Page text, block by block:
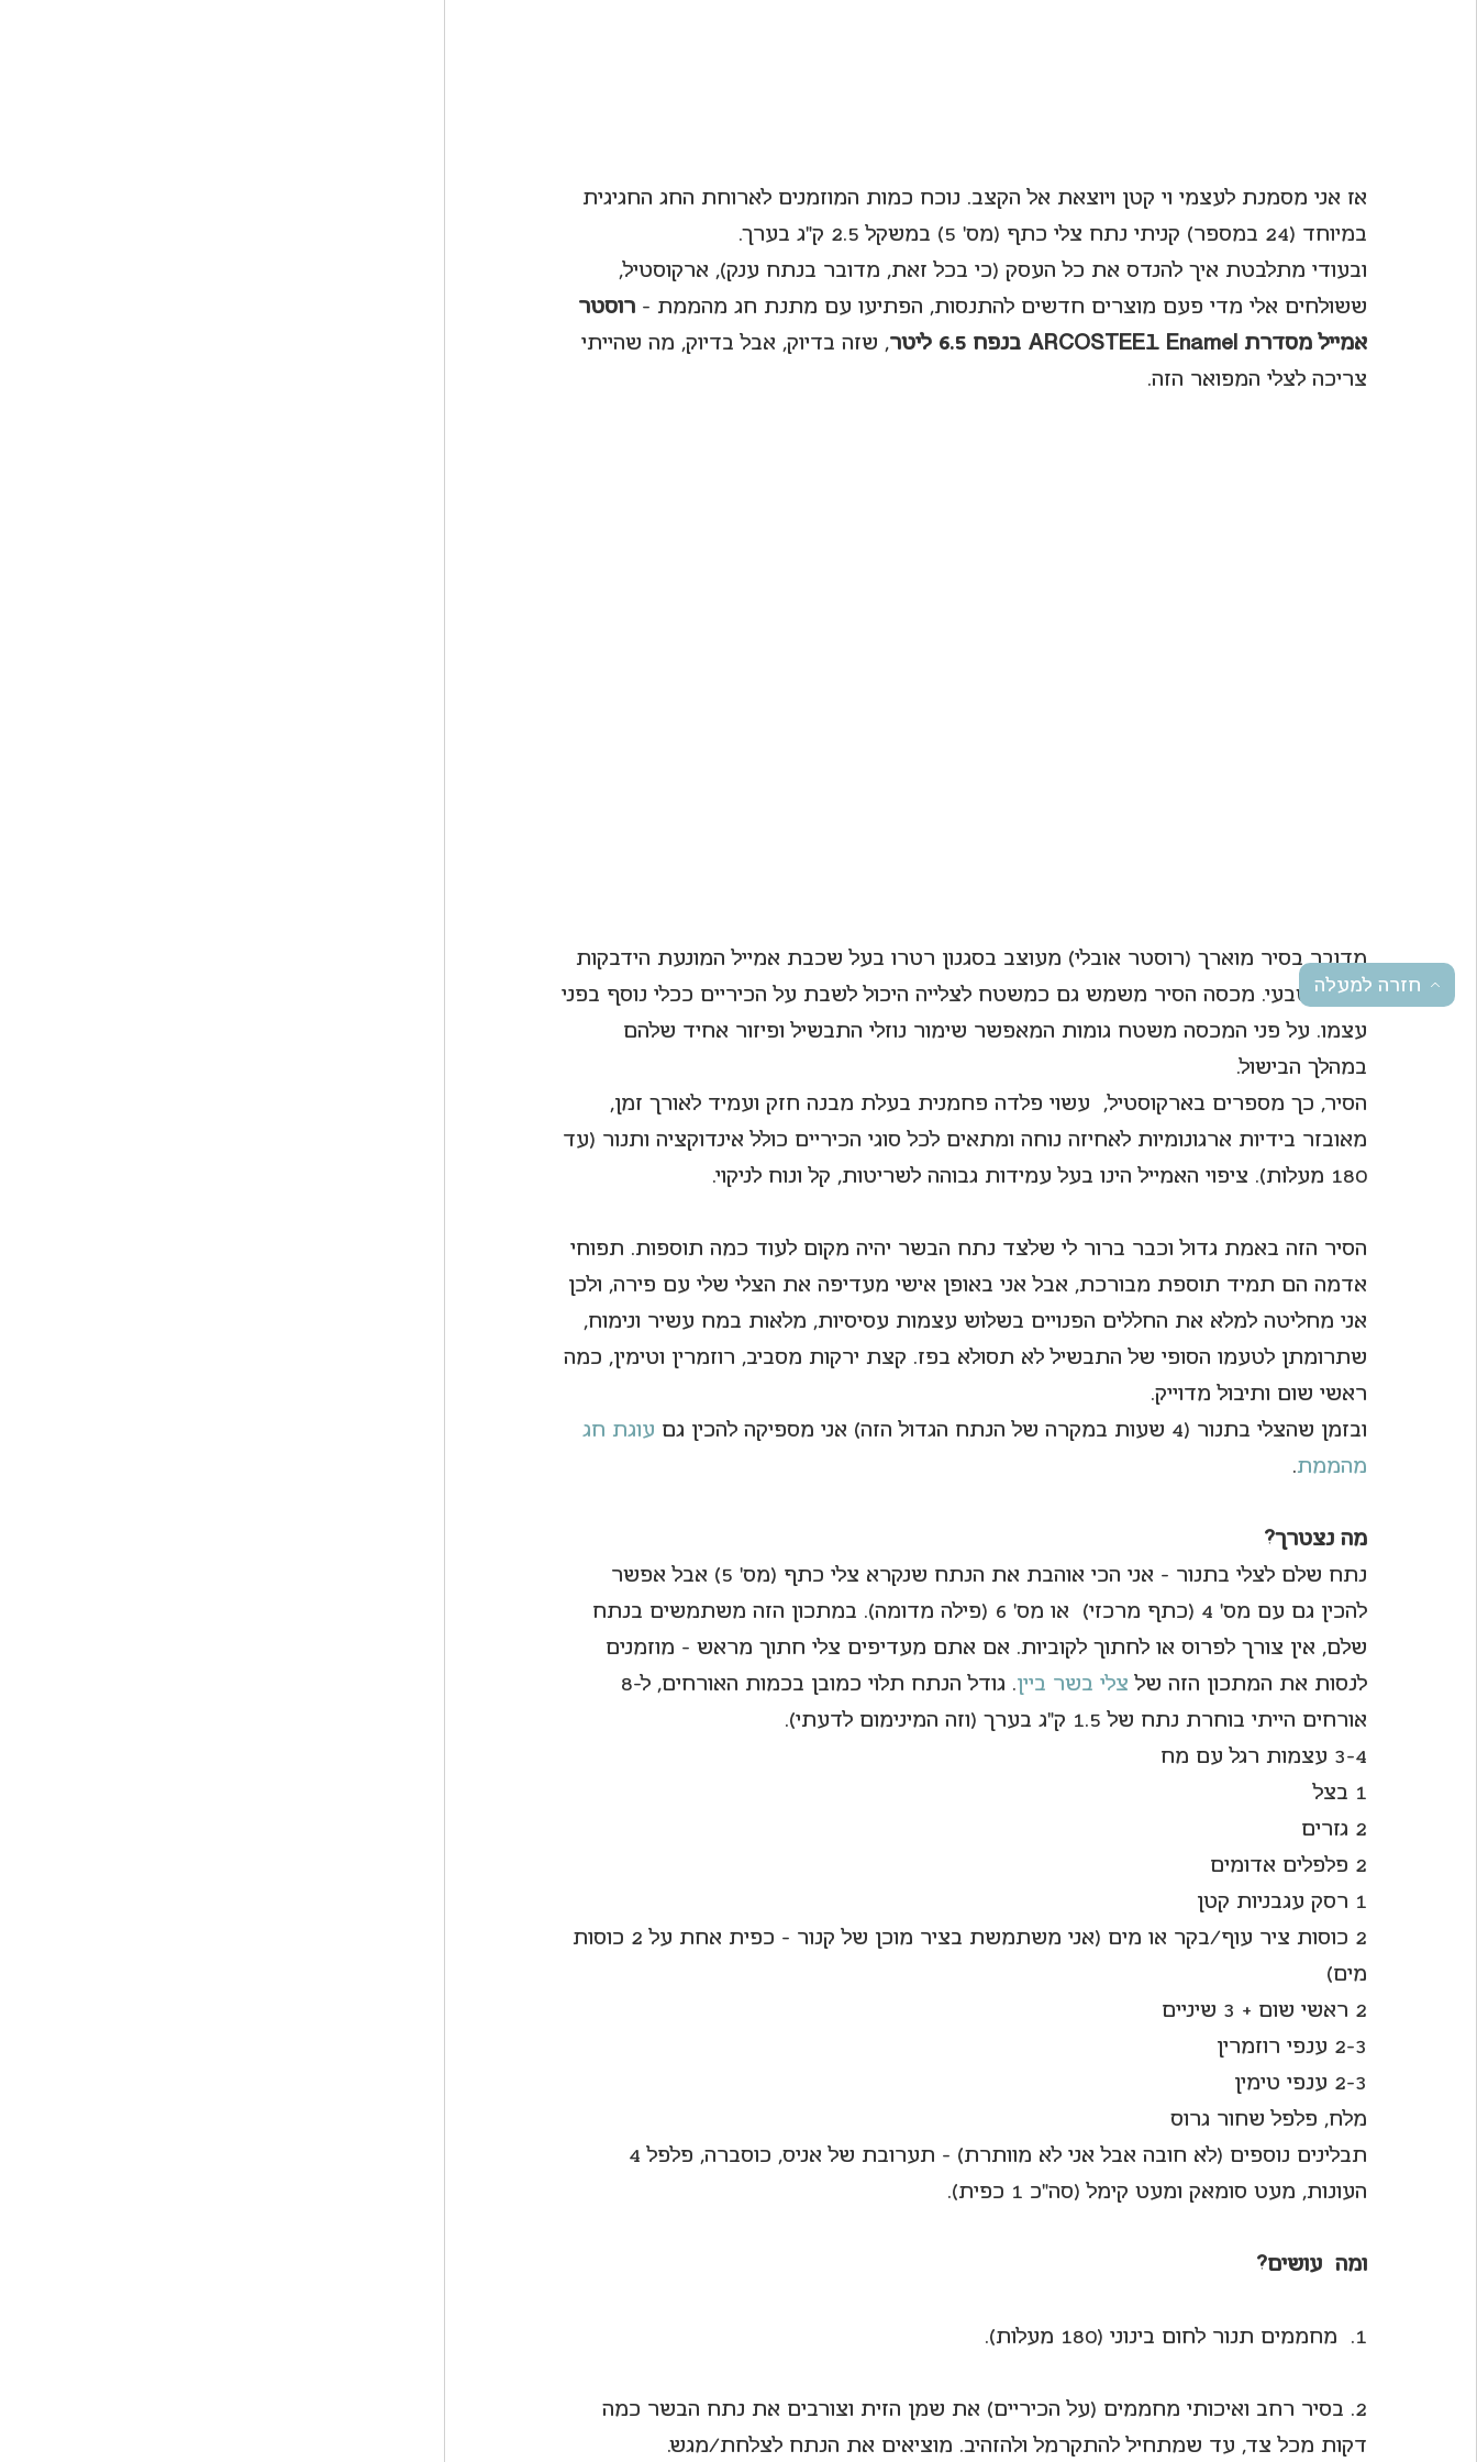
חזרה למעלה
אז אני מסמנת לעצמי וי קטן ויוצאת אל הקצב. נוכח כמות המוזמנים לארוחת החג החגיגית
במיוחד (24 במספר) קניתי נתח צלי כתף (מס' 5) במשקל 2.5 ק"ג בערך.
ובעודי מתלבטת איך להנדס את כל העסק (כי בכל זאת, מדובר בנתח ענק), ארקוסטיל,
ששולחים אלי מדי פעם מוצרים חדשים להתנסות, הפתיעו עם מתנת חג מהממת - רוסטר
אמייל מסדרת ARCOSTEEL Enamel בנפח 6.5 ליטר
, שזה בדיוק, אבל בדיוק, מה שהייתי
צריכה לצלי המפואר הזה.
מדובר בסיר מוארך (רוסטר אובלי) מעוצב בסגנון רטרו בעל שכבת אמייל המונעת הידבקות
באופן טבעי. מכסה הסיר משמש גם כמשטח לצלייה היכול לשבת על הכיריים ככלי נוסף בפני
עצמו. על פני המכסה משטח גומות המאפשר שימור נוזלי התבשיל ופיזור אחיד שלהם
במהלך הבישול.
הסיר, כך מספרים בארקוסטיל,  עשוי פלדה פחמנית בעלת מבנה חזק ועמיד לאורך זמן,
מאובזר בידיות ארגונומיות לאחיזה נוחה ומתאים לכל סוגי הכיריים כולל אינדוקציה ותנור (עד
180 מעלות). ציפוי האמייל הינו בעל עמידות גבוהה לשריטות, קל ונוח לניקוי.
הסיר הזה באמת גדול וכבר ברור לי שלצד נתח הבשר יהיה מקום לעוד כמה תוספות. תפוחי
אדמה הם תמיד תוספת מבורכת, אבל אני באופן אישי מעדיפה את הצלי שלי עם פירה, ולכן
אני מחליטה למלא את החללים הפנויים בשלוש עצמות עסיסיות, מלאות במח עשיר ונימוח,
שתרומתן לטעמו הסופי של התבשיל לא תסולא בפז. קצת ירקות מסביב, רוזמרין וטימין, כמה
ראשי שום ותיבול מדוייק.
ובזמן שהצלי בתנור (4 שעות במקרה של הנתח הגדול הזה) אני מספיקה להכין גם
עוגת חג
מהממת.
מה נצטרך?
נתח שלם לצלי בתנור - אני הכי אוהבת את הנתח שנקרא צלי כתף (מס' 5) אבל אפשר
להכין גם עם מס' 4 (כתף מרכזי)  או מס' 6 (פילה מדומה). במתכון הזה משתמשים בנתח
שלם, אין צורך לפרוס או לחתוך לקוביות. אם אתם מעדיפים צלי חתוך מראש - מוזמנים
לנסות את המתכון הזה של צלי בשר ביין
אורחים הייתי בוחרת נתח של 1.5 ק"ג בערך (וזה המינימום לדעתי).
3-4 עצמות רגל עם מח
1 בצל
2 גזרים
2 פלפלים אדומים
1 רסק עגבניות קטן
2 כוסות ציר עוף/בקר או מים (אני משתמשת בציר מוכן של קנור - כפית אחת על 2 כוסות
מים)
2 ראשי שום + 3 שיניים
2-3 ענפי רוזמרין
2-3 ענפי טימין
מלח, פלפל שחור גרוס
העונות, מעט סומאק ומעט קימל (סה"כ 1 כפית).
ומה  עושים?
1.  מחממים תנור לחום בינוני (180 מעלות).
2. בסיר רחב ואיכותי מחממים (על הכיריים) את שמן הזית וצורבים את נתח הבשר כמה
דקות מכל צד, עד שמתחיל להתקרמל ולהזהיב. מוציאים את הנתח לצלחת/מגש.